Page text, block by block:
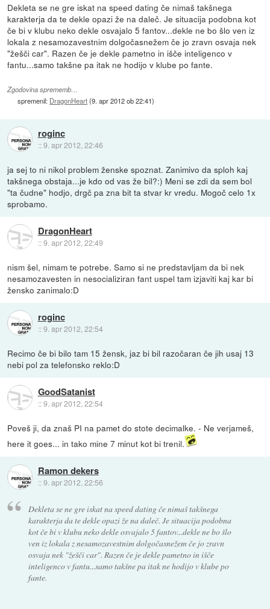
Dekleta se ne gre iskat na speed dating če nimaš takšnega
karakterja da te dekle opazi že na daleč. Je situacija podobna kot
če bi v klubu neko dekle osvajalo 5 fantov...dekle ne bo šlo ven iz
lokala z nesamozavestnim dolgočasnežem če jo zravn osvaja nek
"žešči car". Razen če je dekle pametno in išče inteligenco v
fantu...samo takšne pa itak ne hodijo v klube po fante.
Zgodovina sprememb…
spremenil: DragonHeart(9. apr 2012 ob 22:41)
roginc
::9. apr 2012, 22:46
ja sej to ni nikol problem ženske spoznat. Zanimivo da sploh kaj
takšnega obstaja...je kdo od vas že bil?:) Meni se zdi da sem bol
"ta čudne" hodjo, drgč pa zna bit ta stvar kr vredu. Mogoč celo 1x
sprobamo.
DragonHeart
::9. apr 2012, 22:49
nism šel, nimam te potrebe. Samo si ne predstavljam da bi nek
nesamozavesten in nesocializiran fant uspel tam izjaviti kaj kar bi
žensko zanimalo:D
roginc
::9. apr 2012, 22:54
Recimo če bi bilo tam 15 žensk, jaz bi bil razočaran če jih usaj 13
nebi pol za telefonsko reklo:D
GoodSatanist
::9. apr 2012, 22:54
Poveš ji, da znaš PI na pamet do stote decimalke. - Ne verjameš,
here it goes... in tako mine 7 minut kot bi trenil.
Ramon dekers
::9. apr 2012, 22:56
Dekleta se ne gre iskat na speed dating če nimaš takšnega
karakterja da te dekle opazi že na daleč. Je situacija podobna
kot če bi v klubu neko dekle osvajalo 5 fantov...dekle ne bo šlo
ven iz lokala z nesamozavestnim dolgočasnežem če jo zravn
osvaja nek "žešči car". Razen če je dekle pametno in išče
inteligenco v fantu...samo takšne pa itak ne hodijo v klube po
fante.